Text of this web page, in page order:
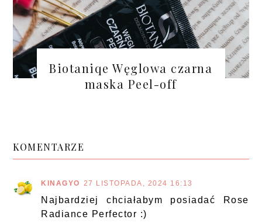
Biotaniqe Węglowa czarna
maska Peel-off
KOMENTARZE
KINAGYO 27 LISTOPADA, 2024 16:13
Najbardziej chciałabym posiadać Rose
Radiance Perfector :)